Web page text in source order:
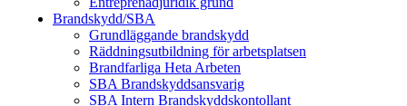
Brandskydd/SBA
Grundläggande brandskydd
Räddningsutbildning för arbetsplatsen
Brandfarliga Heta Arbeten
SBA Brandskyddsansvarig
SBA Intern Brandskyddskontollant